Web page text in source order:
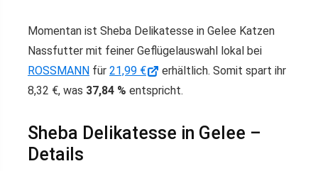
Momentan ist Sheba Delikatesse in Gelee Katzen
Nassfutter mit feiner Geflügelauswahl lokal bei
ROSSMANN für 21,99 €
erhältlich. Somit spart ihr
8,32 €, was 37,84 % entspricht.
Sheba Delikatesse in Gelee –
Details